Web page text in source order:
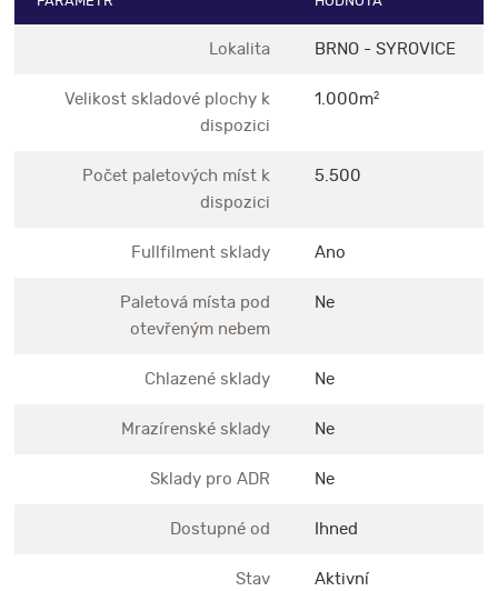
Lokalita BRNO - SYROVICE
Velikost skladové plochy k
dispozici
1.000m2
Počet paletových míst k
dispozici
5.500
Fullfilment sklady Ano
Paletová místa pod
otevřeným nebem
Ne
Chlazené sklady Ne
Mrazírenské sklady Ne
Sklady pro ADR Ne
Dostupné od Ihned
Stav Aktivní